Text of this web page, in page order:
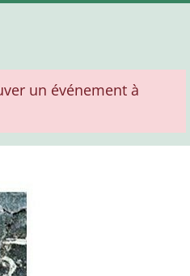
un événement à